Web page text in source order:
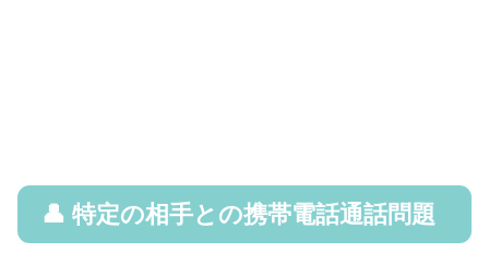
👤 特定の相手との携帯電話通話問題